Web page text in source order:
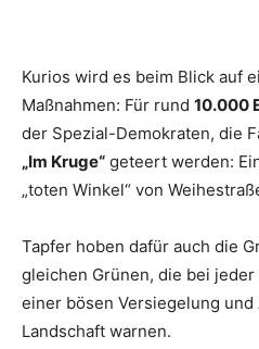
Kurios wird es beim Blick auf
Maßnahmen: Für rund 10.000
der Spezial-Demokraten, die
„Im Kruge“ geteert werden:
„toten Winkel“ von
Tapfer hoben dafür auch die
gleichen Grünen, die bei
einer bösen Versiegelung
Landschaft warnen.